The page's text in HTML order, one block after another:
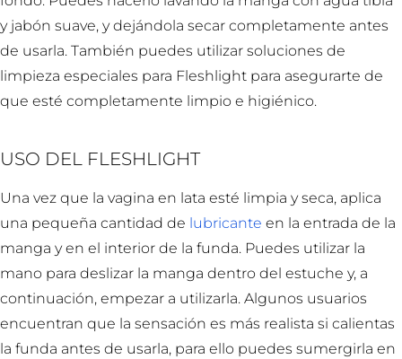
y jabón suave, y dejándola secar completamente antes
de usarla. También puedes utilizar soluciones de
limpieza especiales para Fleshlight para asegurarte de
que esté completamente limpio e higiénico.
USO DEL FLESHLIGHT
Una vez que la vagina en lata esté limpia y seca, aplica
una pequeña cantidad de lubricante en la entrada de la
manga y en el interior de la funda. Puedes utilizar la
mano para deslizar la manga dentro del estuche y, a
continuación, empezar a utilizarla. Algunos usuarios
encuentran que la sensación es más realista si calientas
la funda antes de usarla, para ello puedes sumergirla en